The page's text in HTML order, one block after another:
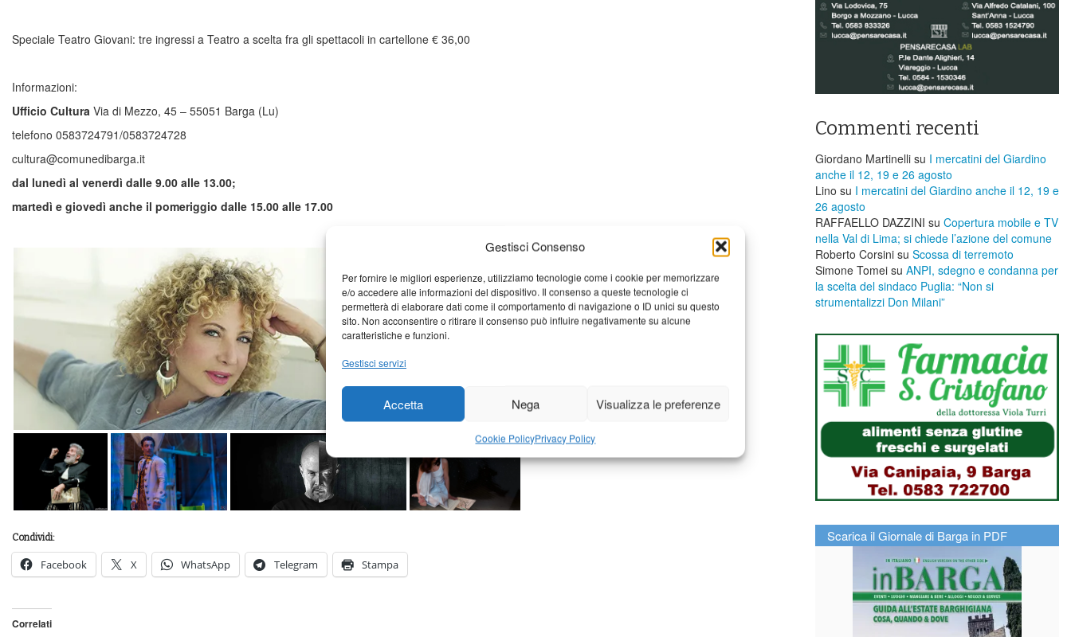
Gestisci Consenso
Per fornire le migliori esperienze, utilizziamo tecnologie come i cookie per memorizzare
e/o accedere alle informazioni del dispositivo. Il consenso a queste tecnologie ci
permetterà di elaborare dati come il comportamento di navigazione o ID unici su questo
sito. Non acconsentire o ritirare il consenso può influire negativamente su alcune
caratteristiche e funzioni.
Gestisci servizi
Accetta Nega Visualizza le preferenze
Cookie PolicyPrivacy Policy
Speciale Teatro Giovani: tre ingressi a Teatro a scelta fra gli spettacoli in cartellone € 36,00
Informazioni:
Ufficio Cultura Via di Mezzo, 45 – 55051 Barga (Lu)
telefono 0583724791/0583724728
cultura@comunedibarga.it
dal lunedì al venerdì dalle 9.00 alle 13.00;
martedì e giovedì anche il pomeriggio dalle 15.00 alle 17.00
Condividi:
Facebook X WhatsApp Telegram Stampa
Correlati
Commenti recenti
Giordano Martinelli su I mercatini del Giardino
anche il 12, 19 e 26 agosto
Lino su I mercatini del Giardino anche il 12, 19 e
26 agosto
RAFFAELLO DAZZINI su ​Copertura mobile e TV
nella Val di Lima; si chiede l’azione del comune
Roberto Corsini su Scossa di terremoto
Simone Tomei su ANPI, sdegno e condanna per
la scelta del sindaco Puglia: “Non si
strumentalizzi Don Milani”
Scarica il Giornale di Barga in PDF